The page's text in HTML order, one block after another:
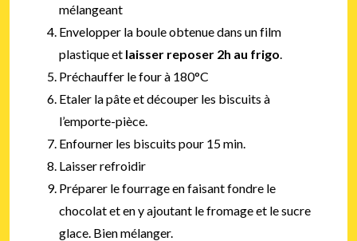
mélangeant
Envelopper la boule obtenue dans un film
plastique et laisser reposer 2h au frigo
Préchauffer le four à 180°C
Etaler la pâte et découper les biscuits à
l’emporte-pièce.
Enfourner les biscuits pour 15 min.
Laisser refroidir
Préparer le fourrage en faisant fondre le
chocolat et en y ajoutant le fromage et le sucre
glace. Bien mélanger.